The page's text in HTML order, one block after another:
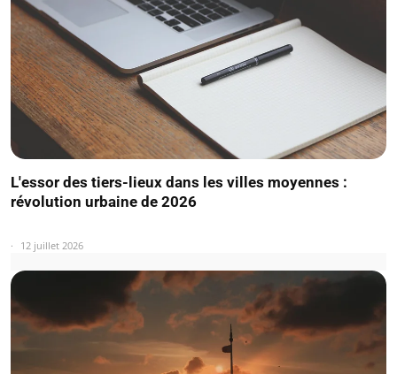
L'essor des tiers-lieux dans les villes moyennes :
révolution urbaine de 2026
12 juillet 2026